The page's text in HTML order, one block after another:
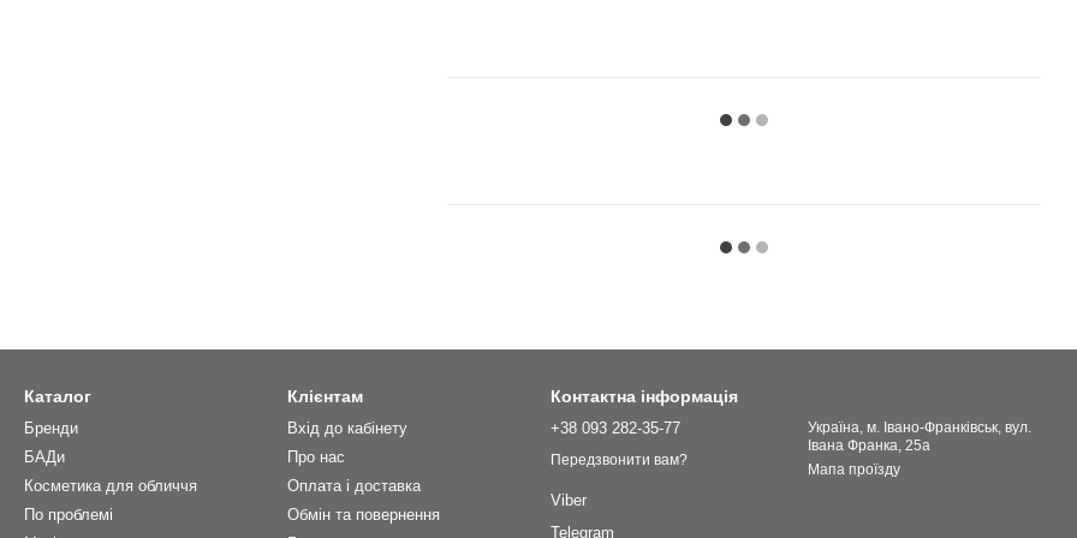
Каталог
Бренди
БАДи
Косметика для обличчя
По проблемі
Клієнтам
Вхід до кабінету
Про нас
Оплата і доставка
Обмін та повернення
Контактна інформація
+38 093 282-35-77
Передзвонити вам?
Viber
Telegram
Українa, м. Івано-Франківськ, вул.
Івана Франка, 25а
Мапа проїзду